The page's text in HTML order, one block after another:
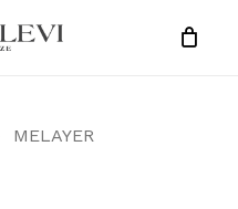
Close
MELAYER